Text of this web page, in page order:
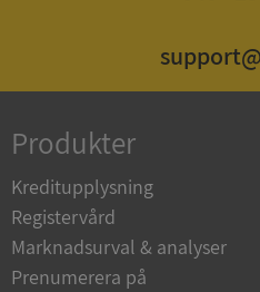
Produkter
Kreditupplysning
Registervård
Marknadsurval & analyser
Prenumerera på